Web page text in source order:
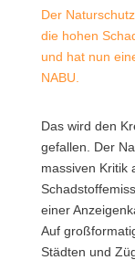
Der
die hohen
und hat nun
NABU.
Das wird den
gefallen. Der
massiven Kritik
einer
Auf
Städten und